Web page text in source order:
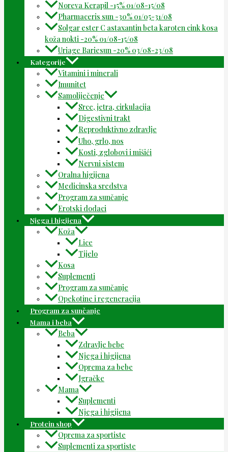
Noreva Kerapil -15% 01/08-15/08
Pharmaceris sun -30% 01/05-31/08
Solgar ester C astaxantin beta karoten cink kosa
koža nokti -20% 01/08-15/08
Uriage Bariesun -20% 03/08-23/08
Kategorije
Vitamini i minerali
Imunitet
Samoliječenje
Srce, jetra, cirkulacija
Digestivni trakt
Reproduktivno zdravlje
Uho, grlo, nos
Kosti, zglobovi i mišići
Nervni sistem
Oralna higijena
Medicinska sredstva
Program za sunčanje
Erotski dodaci
Njega i higijena
Koža
Lice
Tijelo
Kosa
Suplementi
Program za sunčanje
Opekotine i regeneracija
Program za sunčanje
Mama i beba
Beba
Zdravlje bebe
Njega i higijena
Oprema za bebe
Igračke
Mama
Suplementi
Njega i higijena
Protein shop
Oprema za sportiste
Suplementi za sportiste